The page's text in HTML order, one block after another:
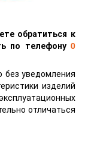
обратиться к
по телефону 0
без уведомления
изделий
отличаться